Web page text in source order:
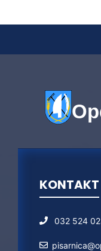
KONTAKT
032 524